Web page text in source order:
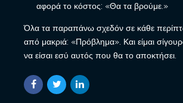
αφορά το κόστος: «Θα τα βρούμε.»
Όλα τα παραπάνω σχεδόν σε κάθε
από μακριά: «Πρόβλημα». Και είμαι
να είσαι εσύ αυτός που θα το αποκτήσει.